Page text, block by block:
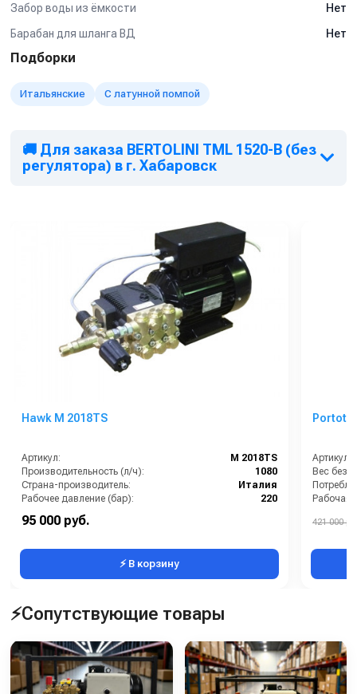
Забор воды из ёмкости
Нет
Барабан для шланга ВД
Нет
Подборки
Итальянские С латунной помпой
🚚 Для заказа BERTOLINI TML 1520-B (без
регулятора) в г. Хабаровск
Hawk M 2018TS
Артикул:
M 2018TS
Производительность (л/ч):
1080
Страна-производитель:
Италия
Рабочее давление (бар):
220
Мощность (кВт):
Электропитание (В):
95 000 руб.
⚡ В корзину
Артикул:
Тип
421 000
⚡Сопутствующие товары